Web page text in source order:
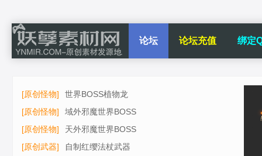
论坛 论坛充值 绑定
[原创怪物]
世界BOSS植物龙
[原创怪物]
域外邪魔世界BOSS
[原创怪物]
天外邪魔世界BOSS
[原创武器]
自制红缨法杖武器